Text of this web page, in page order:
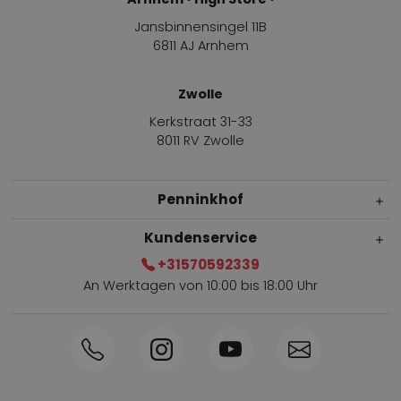
Jansbinnensingel 11B
6811 AJ Arnhem
Zwolle
Kerkstraat 31-33
8011 RV Zwolle
Penninkhof
Kundenservice
+31570592339
An Werktagen von 10:00 bis 18:00 Uhr